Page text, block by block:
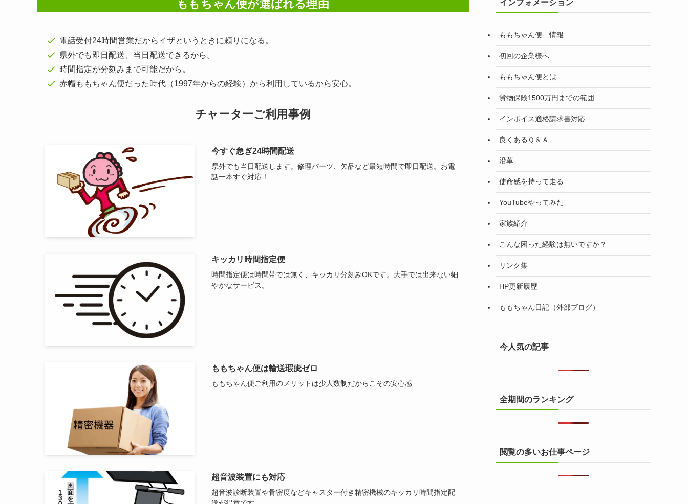
ももちゃん便が選ばれる理由
電話受付24時間営業だからイザというときに頼りになる。
県外でも即日配送、当日配送できるから。
時間指定が分刻みまで可能だから。
赤帽ももちゃん便だった時代（1997年からの経験）から利用しているから安心。
チャーターご利用事例
今すぐ急ぎ24時間配送
県外でも当日配送します。修理パーツ、欠品など最短時間で即日配送。お電
話一本すぐ対応！
キッカリ時間指定便
時間指定便は時間帯では無く、キッカリ分刻みOKです。大手では出来ない細
やかなサービス。
ももちゃん便は輸送瑕疵ゼロ
ももちゃん便ご利用のメリットは少人数制だからこその安心感
超音波装置にも対応
超音波診断装置や骨密度などキャスター付き精密機械のキッカリ時間指定配
インフォメーション
ももちゃん便 情報
初回の企業様へ
ももちゃん便とは
貨物保険1500万円までの範囲
インボイス適格請求書対応
良くあるＱ＆Ａ
沿革
使命感を持って走る
YouTubeやってみた
家族紹介
こんな困った経験は無いですか？
リンク集
HP更新履歴
ももちゃん日記（外部ブログ）
今人気の記事
全期間のランキング
閲覧の多いお仕事ページ